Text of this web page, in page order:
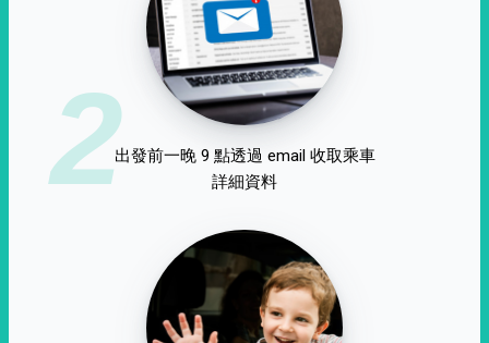
2出發前一晚 9 點透過 email 收取乘車
詳細資料